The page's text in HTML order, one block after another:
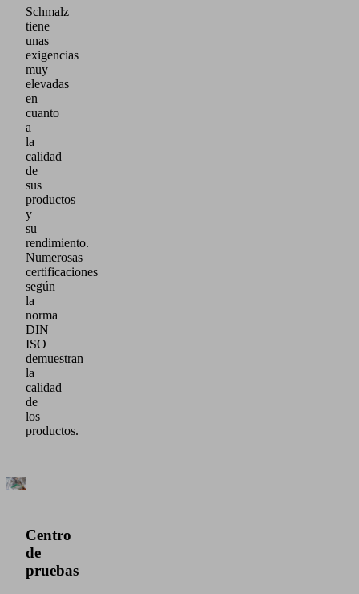
Schmalz
tiene
unas
exigencias
muy
elevadas
en
cuanto
a
la
calidad
de
sus
productos
y
su
rendimiento.
Numerosas
certificaciones
según
la
norma
DIN
ISO
demuestran
la
calidad
de
los
productos.
Centro
de
pruebas